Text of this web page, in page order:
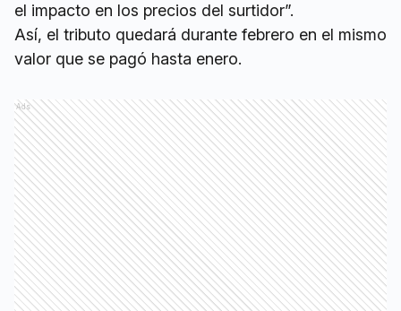
el impacto en los precios del surtidor”.
Así, el tributo quedará durante febrero en el mismo
valor que se pagó hasta enero.
Ads